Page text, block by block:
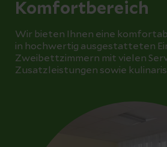
Komfortbereich
Wir bieten Ihnen eine
in hochwertig ausgestatteten
Zweibettzimmern mit vielen
Zusatzleistungen sowie